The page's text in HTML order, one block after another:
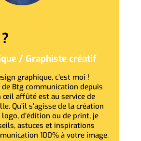
/ Graphiste créatif
graphique, c’est moi !
Btg communication depuis
œil affûté est au service de
Qu’il s’agisse de la création
d’édition ou de print, je
astuces et inspirations
100% à votre image.